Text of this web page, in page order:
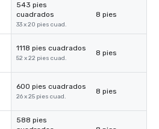
543 pies
cuadrados
33 x 20 pies cuad.
8 pies
1118 pies cuadrados
52 x 22 pies cuad.
8 pies
600 pies cuadrados
26 x 25 pies cuad.
8 pies
588 pies